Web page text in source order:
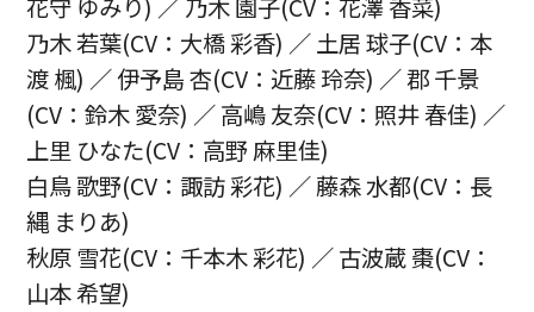
花守 ゆみり) ／ 乃木 園子(CV：花澤 香菜)
乃木 若葉(CV：大橋 彩香) ／ 土居 球子(CV：本
渡 楓) ／ 伊予島 杏(CV：近藤 玲奈) ／ 郡 千景
(CV：鈴木 愛奈) ／ 高嶋 友奈(CV：照井 春佳) ／
上里 ひなた(CV：高野 麻里佳)
白鳥 歌野(CV：諏訪 彩花) ／ 藤森 水都(CV：長
縄 まりあ)
秋原 雪花(CV：千本木 彩花) ／ 古波蔵 棗(CV：
山本 希望)